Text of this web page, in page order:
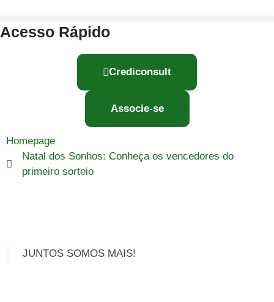
Acesso Rápido
Crediconsult
Associe-se
Homepage
Natal dos Sonhos: Conheça os vencedores do
primeiro sorteio
JUNTOS SOMOS MAIS!